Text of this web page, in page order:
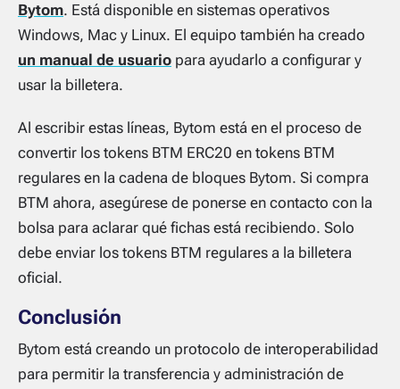
Bytom. Está disponible en sistemas operativos
Windows, Mac y Linux. El equipo también ha creado
un manual de usuario para ayudarlo a configurar y
usar la billetera.
Al escribir estas líneas, Bytom está en el proceso de
convertir los tokens BTM ERC20 en tokens BTM
regulares en la cadena de bloques Bytom. Si compra
BTM ahora, asegúrese de ponerse en contacto con la
bolsa para aclarar qué fichas está recibiendo. Solo
debe enviar los tokens BTM regulares a la billetera
oficial.
Conclusión
Bytom está creando un protocolo de interoperabilidad
para permitir la transferencia y administración de